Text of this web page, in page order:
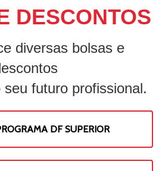
DESCONTOS
diversas bolsas e
futuro profissional.
DF SUPERIOR